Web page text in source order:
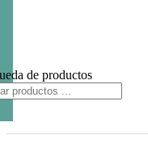
de productos